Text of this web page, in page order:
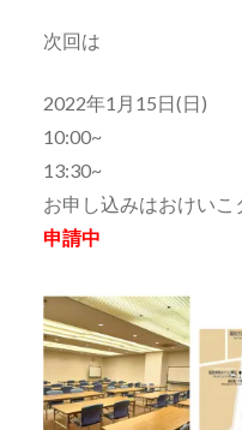
次回は
2022年1月15日(日)
10:00~
13:30~
お申し込みはおけい
申請中